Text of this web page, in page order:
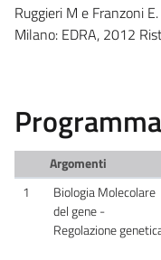
Ruggieri M e Franzoni E.
Milano: EDRA, 2012
Argomenti
1
Biologia Molecolare
del gene -
Regolazione